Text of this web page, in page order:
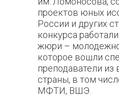
проектов юных
России и других
конкурса
жюри –
которое вошли
преподаватели
страны, в том
МФТИ, ВШЭ.